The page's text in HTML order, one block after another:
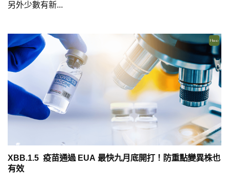
另外少數有新...
XBB.1.5 疫苗通過 EUA 最快九月底開打！防重點變異株也
有效